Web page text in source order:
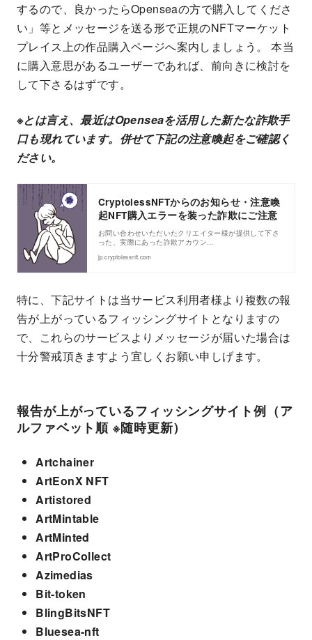
するので、良かったらOpenseaの方で購入してくださ
い」等とメッセージを送る形で正規のNFTマーケット
プレイス上の作品購入ページへ案内しましょう。 本当
に購入意思があるユーザーであれば、前向きに検討を
して下さるはずです。
※とは言え、最近はOpenseaを活用した新たな詐欺手
口も現れています。併せて下記の注意喚起をご確認く
ださい。
CryptolessNFTからのお知らせ・注意喚
起NFT購入エラーを装った詐欺にご注意
お問い合わせいただいたクリエイター様が提供して下さ
った、実際にあった詐欺アカウン…
jp.cryptolessnft.com
特に、下記サイトは当サービス利用者様より複数の報
告が上がっているフィッシングサイトとなりますの
で、これらのサービスよりメッセージが届いた場合は
十分警戒頂きますよう宜しくお願い申しげます。
報告が上がっているフィッシングサイト例（ア
ルファベット順 ※随時更新）
Artchainer
ArtEonX NFT
Artistored
ArtMintable
ArtMinted
ArtProCollect
Azimedias
Bit-token
BlingBitsNFT
Bluesea-nft